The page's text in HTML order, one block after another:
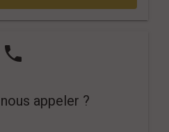
phone
appeler ?